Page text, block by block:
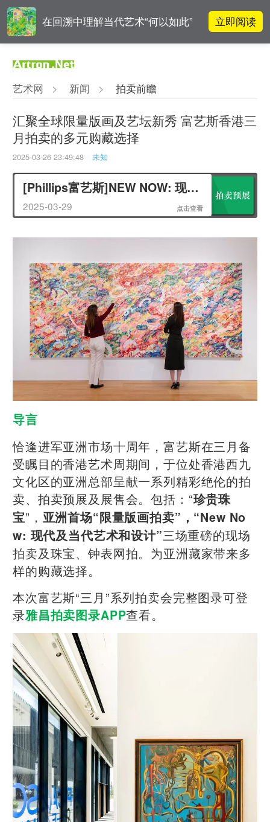
在回溯中理解当代艺术“何以如此” 立即阅读
为策展式艺术商业综合体？
吕晓：北京画院两个中心十年 跨学
科带来齐白石研究新突破
翟莫梵：绘画少年的广阔天空
艺术网 > 新闻 > 拍卖前瞻
汇聚全球限量版画及艺坛新秀 富艺斯香港三
月拍卖的多元购藏选择
2025-03-26 23:49:48 未知
[Phillips富艺斯]NEW NOW: 现代及当代艺术和设计
2025-03-29 点击查看
导言
恰逢进军亚洲市场十周年，富艺斯在三月备
受瞩目的香港艺术周期间，于位处香港西九
文化区的亚洲总部呈献一系列精彩绝伦的拍
卖、拍卖预展及展售会。包括：“珍贵珠
宝”， 亚洲首场“限量版画拍卖”，“New No
w: 现代及当代艺术和设计”三场重磅的现场
拍卖及珠宝、钟表网拍。为亚洲藏家带来多
样的购藏选择。
本次富艺斯“三月”系列拍卖会完整图录可登
录雅昌拍卖图录APP查看。